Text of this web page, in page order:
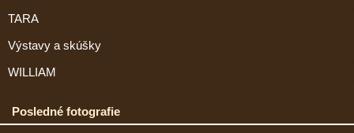
TARA
Výstavy a skúšky
WILLIAM
Posledné fotografie